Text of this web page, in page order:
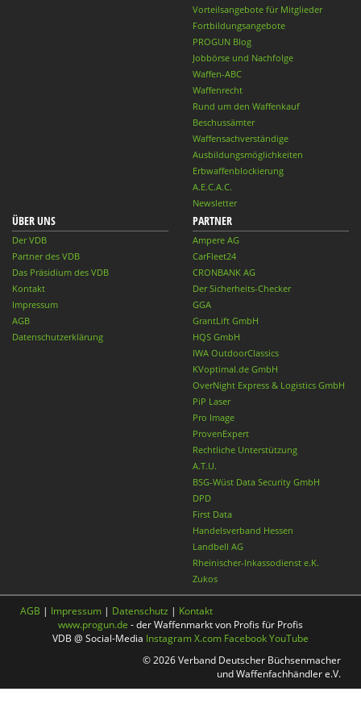
Vorteilsangebote für Mitglieder
Fortbildungsangebote
PROGUN Blog
Jobbörse und Nachfolge
Waffen-ABC
Waffenrecht
Rund um den Waffenkauf
Beschussämter
Waffensachverständige
Ausbildungsmöglichkeiten
Erbwaffenblockierung
A.E.C.A.C.
Newsletter
ÜBER UNS
Der VDB
Partner des VDB
Das Präsidium des VDB
Kontakt
Impressum
AGB
Datenschutzerklärung
PARTNER
Ampere AG
CarFleet24
CRONBANK AG
Der Sicherheits-Checker
GGA
GrantLift GmbH
HQS GmbH
IWA OutdoorClassics
KVoptimal.de GmbH
OverNight Express & Logistics GmbH
PiP Laser
Pro Image
ProvenExpert
Rechtliche Unterstützung
A.T.U.
BSG-Wüst Data Security GmbH
DPD
First Data
Handelsverband Hessen
Landbell AG
Rheinischer-Inkassodienst e.K.
Zukos
AGB | Impressum | Datenschutz | Kontakt
www.progun.de - der Waffenmarkt von Profis für Profis
VDB @ Social-Media InstagramX.com FacebookYouTube
© 2026 Verband Deutscher Büchsenmacher
und Waffenfachhändler e.V.